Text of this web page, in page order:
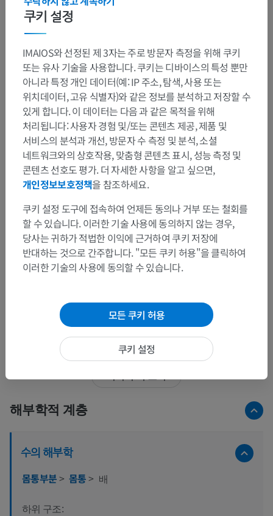
전체 28 이미지 중 15
이미지 더 보기
해부학적 계층
수의 해부학
몸통부분> 몸통> 배
하위 구조:
쿠키 설정
IMAIOS와 선정된 제 3자는 주로 방문자 측정을 위해 쿠키
또는 유사 기술을 사용합니다. 쿠키는 디바이스의 특성 뿐만
아니라 특정 개인 데이터(예: IP 주소, 탐색, 사용 또는
위치데이터, 고유 식별자)와 같은 정보를 분석하고 저장할 수
있게 합니다. 이 데이터는 다음 과 같은 목적을 위해
처리됩니다: 사용자 경험 및/또는 콘텐츠 제공, 제품 및
서비스의 분석과 개선, 방문자 수 측정 및 분석, 소셜
네트워크와의 상호작용, 맞춤형 콘텐츠 표시, 성능 측정 및
콘텐츠 선호도 평가. 더 자세한 사항을 알고 싶으면,
개인정보보호정책을 참조하세요.
쿠키 설정 도구에 접속하여 언제든 동의나 거부 또는 철회를
할 수 있습니다. 이러한 기술 사용에 동의하지 않는 경우,
당사는 귀하가 적법한 이익에 근거하여 쿠키 저장에
반대하는 것으로 간주합니다. "모든 쿠키 허용"을 클릭하여
이러한 기술의 사용에 동의할 수 있습니다.
모든 쿠키 허용
쿠키 설정